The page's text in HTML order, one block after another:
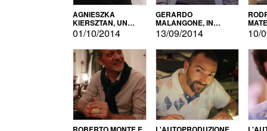
AGNIESZKA
KIERSZTAN, UN
MODELLO DI
AUTOPRODUZIONE
01/10/2014
GERARDO
MALANGONE, IN
GIURIA PER IL
CONCORSO
LETTERARIO
13/09/2014 10/